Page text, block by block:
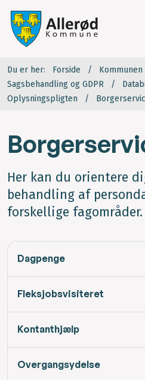
Du er her: Forside
Kommunen
Sagsbehandling og GDPR
Oplysningspligten
Her kan du orientere
behandling af
forskellige fagområder.
Dagpenge
Fleksjobsvisiteret
Kontanthjælp
Overgangsydelse